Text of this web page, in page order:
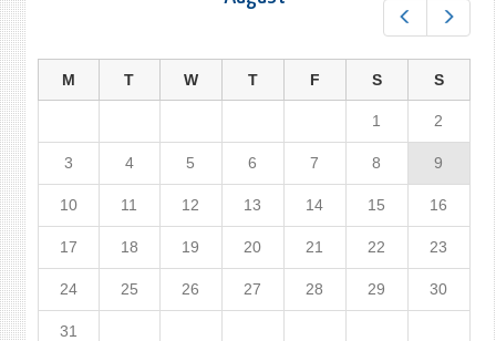
M T W T F S S
1 2
3 4 5 6 7 8 9
10 11 12 13 14 15 16
17 18 19 20 21 22 23
24 25 26 27 28 29 30
31